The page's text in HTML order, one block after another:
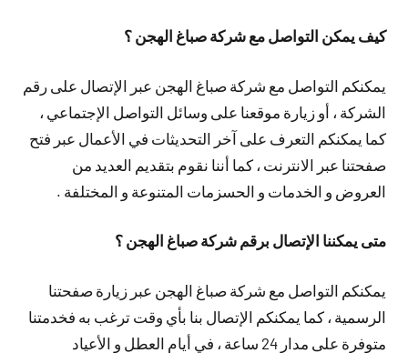
كيف يمكن التواصل مع شركة صباغ الهجن ؟
يمكنكم التواصل مع شركة صباغ الهجن عبر الإتصال على رقم
الشركة ، أو زيارة موقعنا على وسائل التواصل الإجتماعي ،
كما يمكنكم التعرف على آخر التحديثات في الأعمال عبر فتح
صفحتنا عبر الانترنت ، كما أننا نقوم بتقديم العديد من
العروض و الخدمات و الحسزمات المتنوعة و المختلفة .
متى يمكننا الإتصال برقم شركة صباغ الهجن ؟
يمكنكم التواصل مع شركة صباغ الهجن عبر زيارة صفحتنا
الرسمية ، كما يمكنكم الإتصال بنا بأي وقت ترغب به فخدمتنا
متوفرة على مدار 24 ساعة ، في أيام العطل و الأعياد